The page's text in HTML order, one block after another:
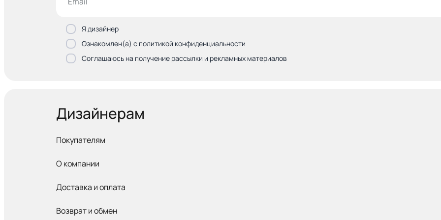
Я дизайнер
Ознакомлен(а) с политикой конфиденциальности
Соглашаюсь на получение рассылки и рекламных материалов
Дизайнерам
Покупателям
О компании
Доставка и оплата
Возврат и обмен